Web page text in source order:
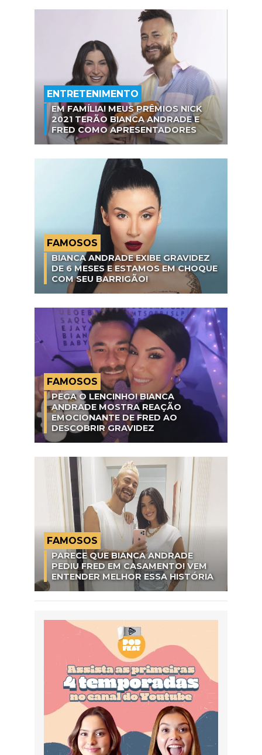
ENTRETENIMENTO
EM FAMÍLIA! MEUS PRÊMIOS NICK
2021 TERÃO BIANCA ANDRADE E
FRED COMO APRESENTADORES
FAMOSOS
BIANCA ANDRADE EXIBE GRAVIDEZ
DE 6 MESES E ESTAMOS EM CHOQUE
COM SEU BARRIGÃO!
FAMOSOS
PEGA O LENCINHO! BIANCA
ANDRADE MOSTRA REAÇÃO
EMOCIONANTE DE FRED AO
DESCOBRIR GRAVIDEZ
FAMOSOS
PARECE QUE BIANCA ANDRADE
PEDIU FRED EM CASAMENTO! VEM
ENTENDER MELHOR ESSA HISTÓRIA